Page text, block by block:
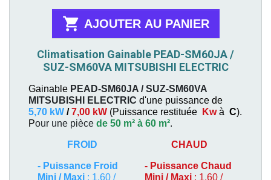
 AJOUTER AU PANIER
Climatisation Gainable PEAD-SM60JA /
SUZ-SM60VA MITSUBISHI ELECTRIC
Gainable PEAD-SM60JA / SUZ-SM60VA
MITSUBISHI ELECTRIC d'une puissance de
5,70 kW /7,00 kW (Puissance restituée Kwà C).
Pour une pièce de 50 m² à 60 m².
FROID
- Puissance Froid
Mini / Maxi : 1,60 /
CHAUD
- Puissance Chaud
Mini / Maxi : 1,60 /